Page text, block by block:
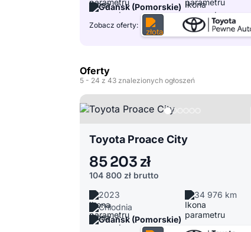
Gdańsk (Pomorskie)
Zobacz oferty:
Oferty
5 - 24 z 43 znalezionych ogłoszeń
Toyota Proace City
85 203 zł
104 800 zł brutto
2023
34 976 km
Chłodnia
Gdańsk (Pomorskie)